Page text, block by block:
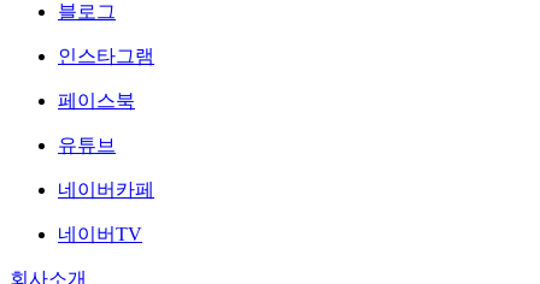
블로그
인스타그램
페이스북
유튜브
네이버카페
네이버TV
회사소개